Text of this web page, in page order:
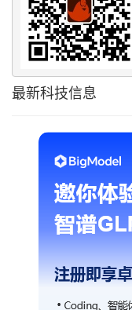
最新科技信息